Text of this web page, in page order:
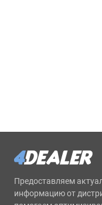
Предоставляем
информацию от